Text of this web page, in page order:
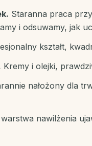
Staranna praca
i odsuwamy, jak
kształt,
Kremy i olejki,
nałożony dla
nawilżenia